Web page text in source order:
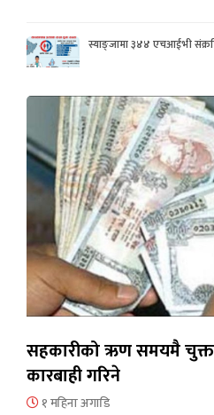
स्याङ्जामा ३४४ एचआईभी
सहकारीको ऋण समयमै
कारबाही गरिने
१ महिना अगाडि